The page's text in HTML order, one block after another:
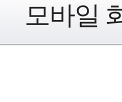
모바일